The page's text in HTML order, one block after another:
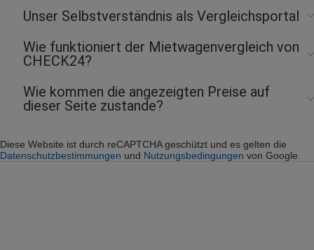
Unser Selbstverständnis als Vergleichsportal
Wie funktioniert der Mietwagenvergleich von
CHECK24?
Wie kommen die angezeigten Preise auf
dieser Seite zustande?
Diese Website ist durch reCAPTCHA geschützt und es gelten die
Datenschutzbestimmungen und Nutzungsbedingungen von Google.